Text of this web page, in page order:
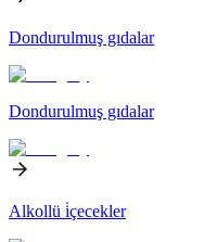
Dondurulmuş gıdalar
Dondurulmuş gıdalar
Alkollü i̇çecekler